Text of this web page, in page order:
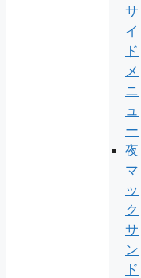
サ
イ
ド
メ
ニ
ュ
ー
夜
マ
ッ
ク
サ
ン
ド